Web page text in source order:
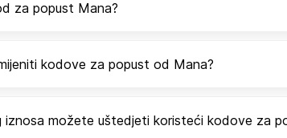
za popust Mana?
kodove za popust od Mana?
iznosa možete uštedjeti koristeći kodove za